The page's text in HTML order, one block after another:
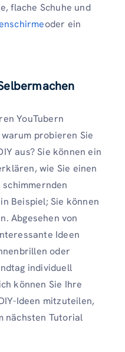
flache Schuhe und
oder ein
YouTubern
probieren Sie
aus? Sie können ein
wie Sie einen
Beispiel; Sie können
Abgesehen von
Ideen
oder
individuell
können Sie Ihre
Ideen mitzuteilen,
nächsten Tutorial